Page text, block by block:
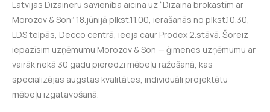
Latvijas Dizaineru savienība aicina uz “Dizaina brokastīm ar
Morozov & Son” 18.jūnijā plkst.11.00, ierašanās no plkst.10.30,
LDS telpās, Decco centrā, ieeja caur Prodex 2.stāvā. Šoreiz
iepazīsim uzņēmumu Morozov & Son — ģimenes uzņēmumu ar
vairāk nekā 30 gadu pieredzi mēbeļu ražošanā, kas
specializējas augstas kvalitātes, individuāli projektētu
mēbeļu izgatavošanā.